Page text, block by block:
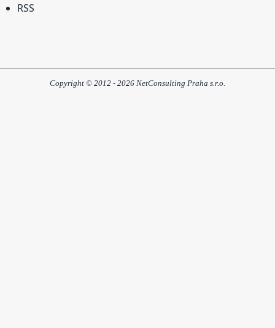
RSS
Copyright © 2012 - 2026 NetConsulting Praha s.r.o.